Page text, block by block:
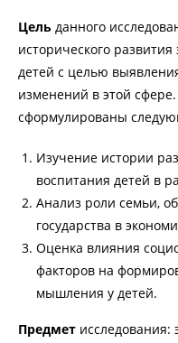
Цель данного
исторического
детей с целью
изменений в этой
сформулированы
Изучение истории
воспитания детей в
Анализ роли семьи,
государства в
Оценка влияния
факторов на
мышления у детей.
Предмет исследования: